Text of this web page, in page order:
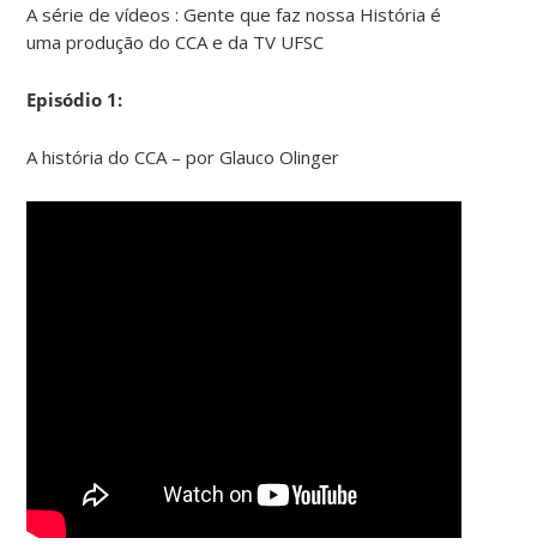
A série de vídeos : Gente que faz nossa História é
uma produção do CCA e da TV UFSC
Episódio 1:
A história do CCA – por Glauco Olinger